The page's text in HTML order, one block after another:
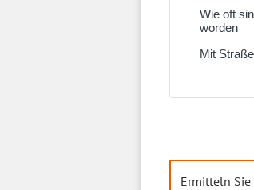
Ermitteln Sie